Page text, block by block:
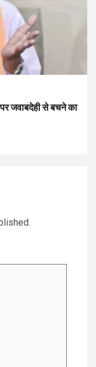
जवाबदेही से बचने का